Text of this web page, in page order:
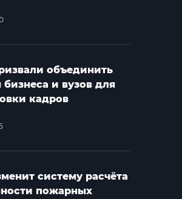
объединить
бизнеса и вузов для
кадров
систему расчёта
пожарных